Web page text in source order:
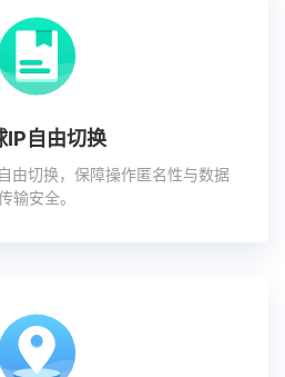
IP自由切换
由切换，保障操作匿名性与数据
输安全。